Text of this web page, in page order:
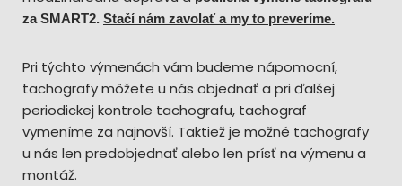
za SMART2. Stačí nám zavolať a my to preveríme.
Pri týchto výmenách vám budeme nápomocní,
tachografy môžete u nás objednať a pri ďalšej
periodickej kontrole tachografu, tachograf
vymeníme za najnovší. Taktiež je možné tachografy
u nás len predobjednať alebo len prísť na výmenu a
montáž.